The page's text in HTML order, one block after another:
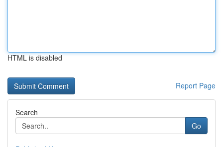
HTML is disabled
Report Page
Search
Go